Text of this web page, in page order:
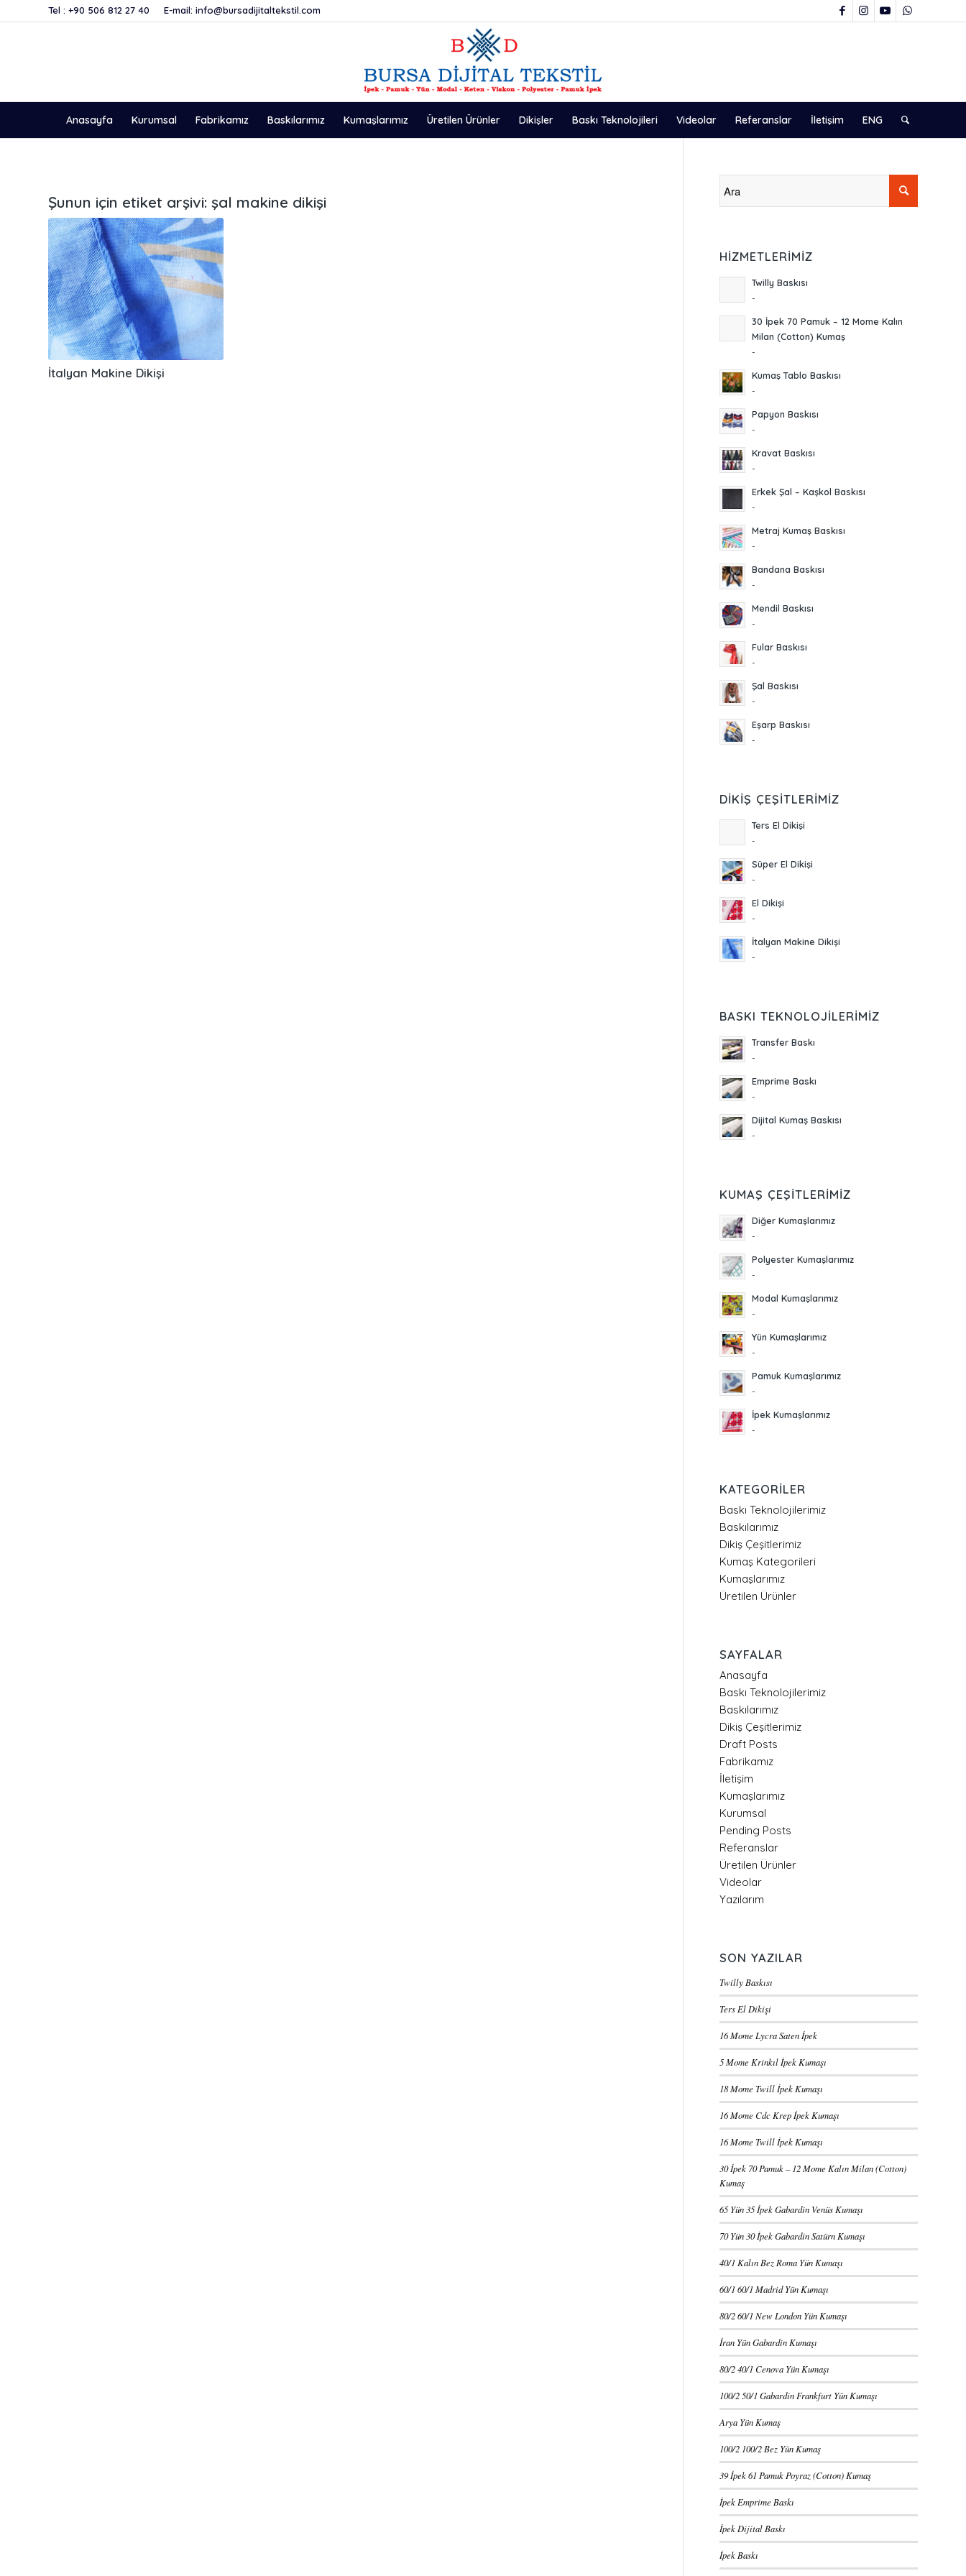
Tel : +90 506 812 27 40 E-mail: info@bursadijitaltekstil.com
Anasayfa Kurumsal Fabrikamız Baskılarımız Kumaşlarımız Üretilen Ürünler Dikişler Baskı Teknolojileri Videolar Referanslar İletişim ENG
Şunun için etiket arşivi: şal makine dikişi
İtalyan Makine Dikişi
HIZMETLERIMIZ
Twilly Baskısı
-
30 İpek 70 Pamuk – 12 Mome Kalın
Milan (Cotton) Kumaş
-
Kumaş Tablo Baskısı
-
Papyon Baskısı
-
Kravat Baskısı
-
Erkek Şal – Kaşkol Baskısı
-
Metraj Kumaş Baskısı
-
Bandana Baskısı
-
Mendil Baskısı
-
Fular Baskısı
-
Şal Baskısı
-
Eşarp Baskısı
-
DIKIŞ ÇEŞITLERIMIZ
Ters El Dikişi
-
Süper El Dikişi
-
El Dikişi
-
İtalyan Makine Dikişi
-
BASKI TEKNOLOJILERIMIZ
Transfer Baskı
-
Emprime Baskı
-
Dijital Kumaş Baskısı
-
KUMAŞ ÇEŞITLERIMIZ
Diğer Kumaşlarımız
-
Polyester Kumaşlarımız
-
Modal Kumaşlarımız
-
Yün Kumaşlarımız
-
Pamuk Kumaşlarımız
-
İpek Kumaşlarımız
-
KATEGORILER
Baskı Teknolojilerimiz
Baskılarımız
Dikiş Çeşitlerimiz
Kumaş Kategorileri
Kumaşlarımız
Üretilen Ürünler
SAYFALAR
Anasayfa
Baskı Teknolojilerimiz
Baskılarımız
Dikiş Çeşitlerimiz
Draft Posts
Fabrikamız
İletişim
Kumaşlarımız
Kurumsal
Pending Posts
Referanslar
Üretilen Ürünler
Videolar
Yazılarım
SON YAZILAR
Twilly Baskısı
Ters El Dikişi
16 Mome Lycra Saten İpek
5 Mome Krinkıl İpek Kumaşı
18 Mome Twill İpek Kumaşı
16 Mome Cdc Krep İpek Kumaşı
16 Mome Twill İpek Kumaşı
30 İpek 70 Pamuk – 12 Mome Kalın Milan (Cotton)
Kumaş
65 Yün 35 İpek Gabardin Venüs Kumaşı
70 Yün 30 İpek Gabardin Satürn Kumaşı
40/1 Kalın Bez Roma Yün Kumaşı
60/1 60/1 Madrid Yün Kumaşı
80/2 60/1 New London Yün Kumaşı
İran Yün Gabardin Kumaşı
80/2 40/1 Cenova Yün Kumaşı
100/2 50/1 Gabardin Frankfurt Yün Kumaşı
Arya Yün Kumaş
100/2 100/2 Bez Yün Kumaş
39 İpek 61 Pamuk Poyraz (Cotton) Kumaş
İpek Emprime Baskı
İpek Dijital Baskı
İpek Baskı